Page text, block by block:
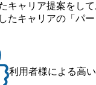
キャリア提案をし
たキャリアの「パ
利用者様による高